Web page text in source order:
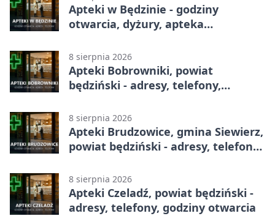
Apteki w Będzinie - godziny
otwarcia, dyżury, apteka
8 sierpnia 2026
Apteki Bobrowniki, powiat
będziński - adresy, telefony,
8 sierpnia 2026
Apteki Brudzowice, gmina Siewierz,
powiat będziński - adresy, telefony,
8 sierpnia 2026
Apteki Czeladź, powiat będziński -
adresy, telefony, godziny otwarcia